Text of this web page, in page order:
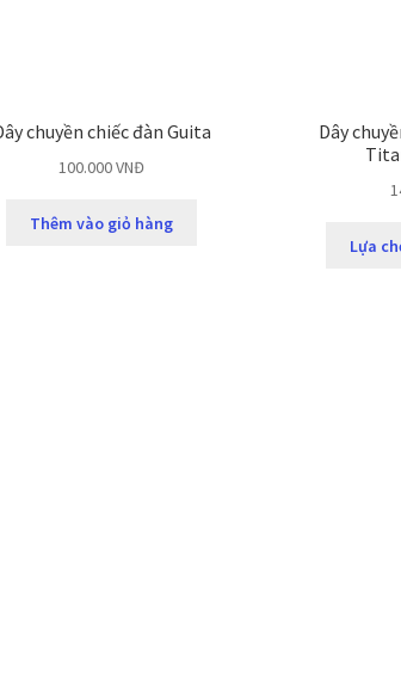
chuyền chiếc đàn Guita
100.000VNĐ
Thêm vào giỏ hàng
Dây
Lựa